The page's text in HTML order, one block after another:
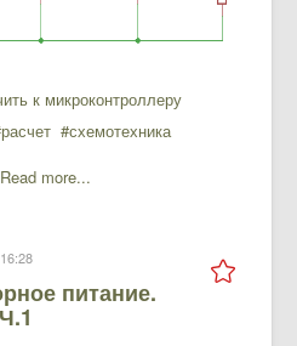
к микроконтроллеру
расчет
схемотехника
Read more...
питание.